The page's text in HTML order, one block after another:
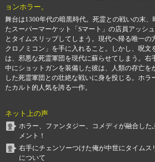
ョンホラー。
舞台は1300年代の暗黒時代。死霊との戦いの末
たスーパーマーケット「Sマート」の店員アッシ
とタイムスリップしてしまう。現代へ帰る唯一の
クロノミコン」を手に入れること。しかし、呪文
は、邪悪な死霊軍団を現代に蘇らせてしまう。右
中にショットガンを装備した彼は、人類の存亡を
した死霊軍団との壮絶な戦いに身を投じる。ホラ
たカルト的人気を誇る一作。
ネット上の声
ホラー、ファンタジー、コメディが融合した
メント！
右手にチェンソーつけた俺が中世にタイムス
について